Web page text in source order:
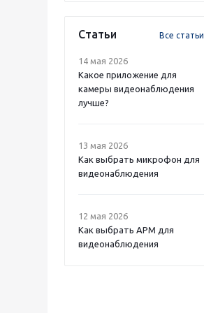
Статьи Все статьи
14 мая 2026
Какое приложение для
камеры видеонаблюдения
лучше?
13 мая 2026
Как выбрать микрофон для
видеонаблюдения
12 мая 2026
Как выбрать APM для
видеонаблюдения